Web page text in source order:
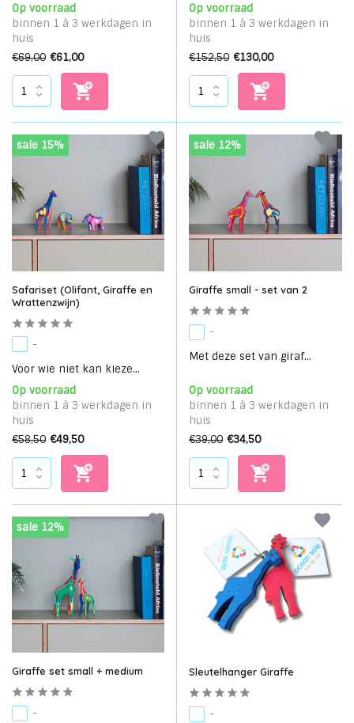
Op voorraad
binnen 1 à 3 werkdagen in
huis
€69,00 €61,00
Op voorraad
binnen 1 à 3 werkdagen in
huis
€152,50 €130,00
sale 15%
Safariset (Olifant, Giraffe en
Wrattenzwijn)
-
Voor wie niet kan kieze...
Op voorraad
binnen 1 à 3 werkdagen in
huis
€58,50 €49,50
sale 12%
Giraffe small - set van 2
-
Met deze set van giraf...
Op voorraad
binnen 1 à 3 werkdagen in
huis
€39,00 €34,50
sale 12%
Giraffe set small + medium
-
Sleutelhanger Giraffe
-